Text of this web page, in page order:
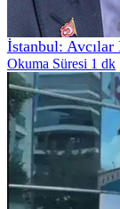
İstanbul: Avcılar
Okuma Süresi 1 dk